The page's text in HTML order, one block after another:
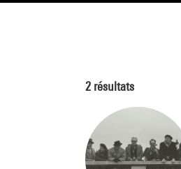
2 résultats